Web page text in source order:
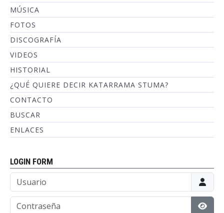
MÚSICA
FOTOS
DISCOGRAFÍA
VIDEOS
HISTORIAL
¿QUÉ QUIERE DECIR KATARRAMA STUMA?
CONTACTO
BUSCAR
ENLACES
LOGIN FORM
Usuario
Contraseña